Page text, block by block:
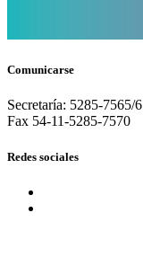
Comunicarse
Secretaría: 5285-7565/6
Fax 54-11-5285-7570
Redes sociales